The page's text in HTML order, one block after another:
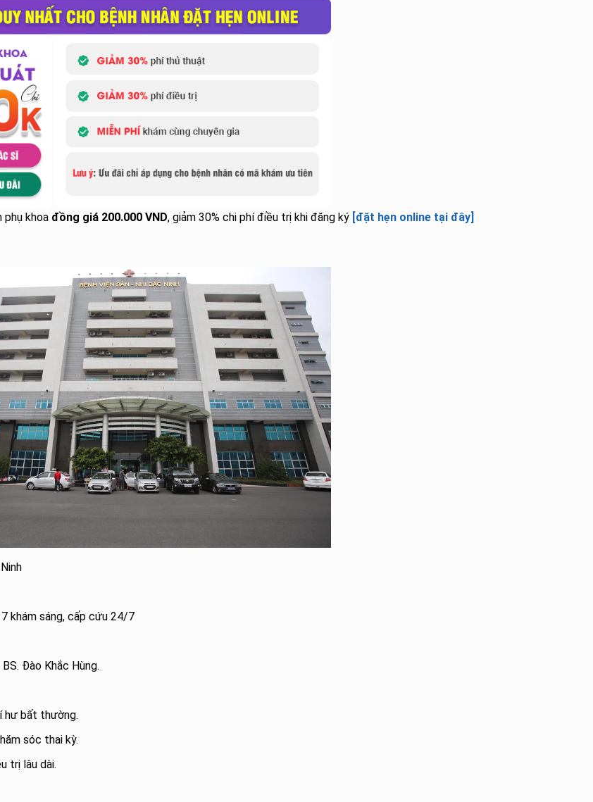
phụ khoa đồng giá 200.000 VND, giảm 30% chi phí điều trị khi đăng ký [đặt hẹn online tại đây]
khám sáng, cấp cứu 24/7
Đào Khắc Hùng.
hư bất thường.
sóc thai kỳ.
trị lâu dài.